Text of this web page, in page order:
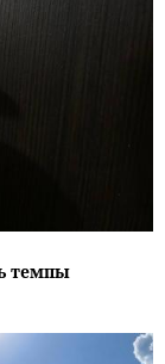
темпы